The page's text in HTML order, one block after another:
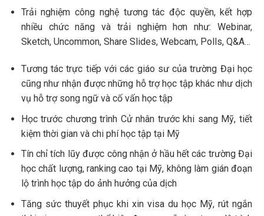
Trải nghiệm công nghệ tương tác độc quyền, kết hợp
nhiều chức năng và trải nghiệm hơn như: Webinar,
Sketch, Uncommon, Share Slides, Webcam, Polls, Q&A…
Tương tác trực tiếp với các giáo sư của trường Đại học
cũng như nhận được những hỗ trợ học tập khác như dịch
vụ hỗ trợ song ngữ và cố vấn học tập
Học trước chương trình Cử nhân trước khi sang Mỹ, tiết
kiệm thời gian và chi phí học tập tại Mỹ
Tín chỉ tích lũy được công nhận ở hầu hết các trường Đại
học chất lượng, ranking cao tại Mỹ, không làm gián đoạn
lộ trình học tập do ảnh hưởng của dịch
Tăng sức thuyết phục khi xin visa du học Mỹ, rút ngắn